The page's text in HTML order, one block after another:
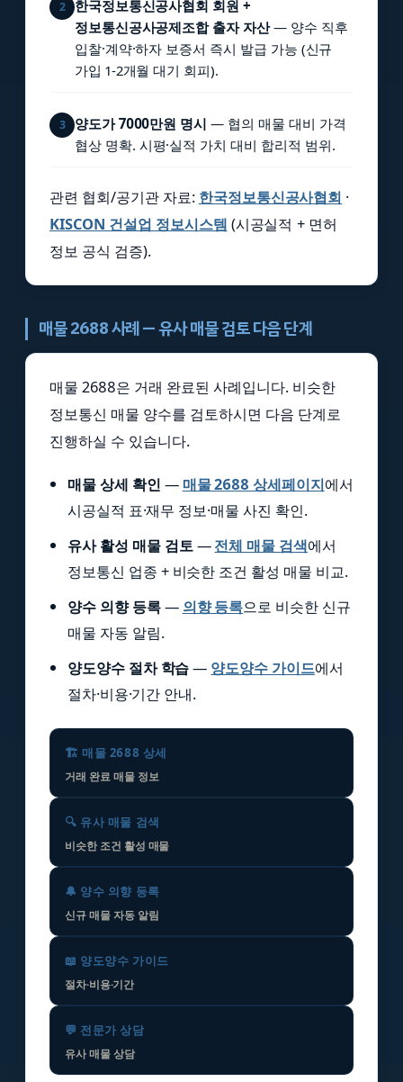
2
한국정보통신공사협회 회원 +
정보통신공사공제조합 출자 자산— 양수 직후
입찰·계약·하자 보증서 즉시 발급 가능 (신규
가입 1-2개월 대기 회피).
3 양도가 7000만원 명시 — 협의 매물 대비 가격
협상 명확. 시평·실적 가치 대비 합리적 범위.
관련 협회/공기관 자료: 한국정보통신공사협회 ·
KISCON 건설업 정보시스템 (시공실적 + 면허
정보 공식 검증).
매물 2688 사례 — 유사 매물 검토 다음 단계
매물 2688은 거래 완료된 사례입니다. 비슷한
정보통신 매물 양수를 검토하시면 다음 단계로
진행하실 수 있습니다.
매물 상세 확인 — 매물 2688 상세페이지에서
시공실적 표·재무 정보·매물 사진 확인.
유사 활성 매물 검토—전체 매물 검색에서
정보통신 업종 + 비슷한 조건 활성 매물 비교.
양수 의향 등록— 의향 등록으로 비슷한 신규
매물 자동 알림.
양도양수 절차 학습— 양도양수 가이드에서
절차·비용·기간 안내.
🏗️ 매물 2688 상세
거래 완료 매물 정보
🔍 유사 매물 검색
비슷한 조건 활성 매물
🔔 양수 의향 등록
신규 매물 자동 알림
📖 양도양수 가이드
절차·비용·기간
💬 전문가 상담
유사 매물 상담